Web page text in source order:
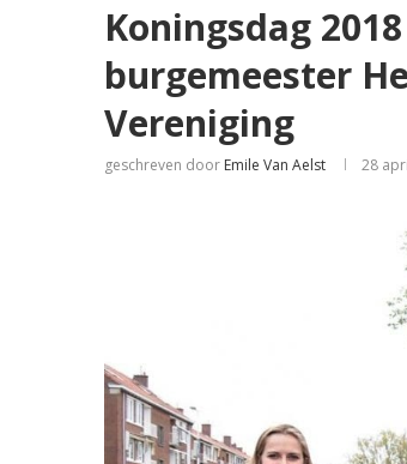
Koningsdag
burgemeester
Vereniging
geschreven door Emile Van Aelst 28